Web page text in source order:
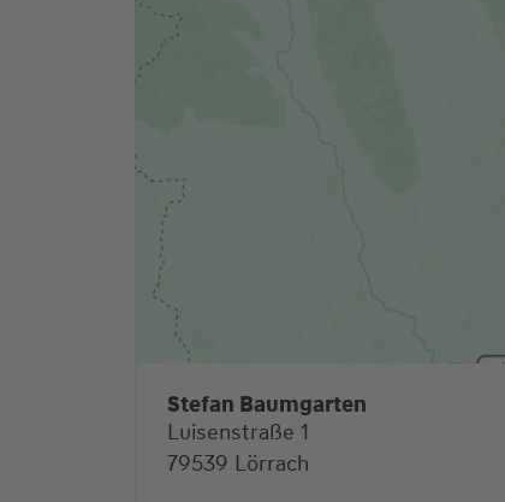
Stefan Baumgarten
Luisenstraße 1
79539 Lörrach